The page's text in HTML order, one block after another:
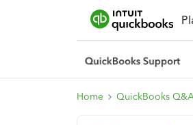
Home QuickBooks